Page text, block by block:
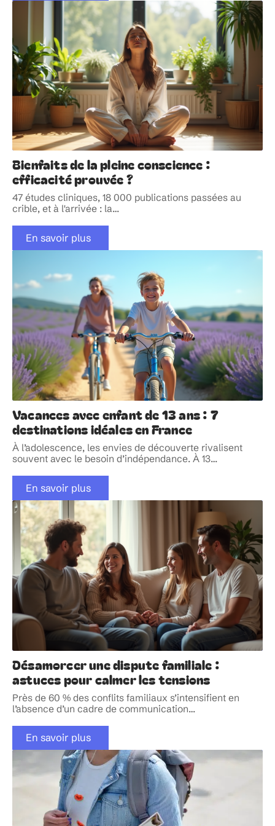
Bienfaits de la pleine conscience :
efficacité prouvée ?
47 études cliniques, 18 000 publications passées au
crible, et à l'arrivée : la…
En savoir plus
Vacances avec enfant de 13 ans : 7
destinations idéales en France
À l’adolescence, les envies de découverte rivalisent
souvent avec le besoin d’indépendance. À 13…
En savoir plus
Désamorcer une dispute familiale :
astuces pour calmer les tensions
Près de 60 % des conflits familiaux s’intensifient en
l’absence d’un cadre de communication…
En savoir plus